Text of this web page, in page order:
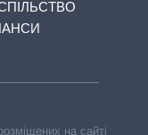
на сайті,